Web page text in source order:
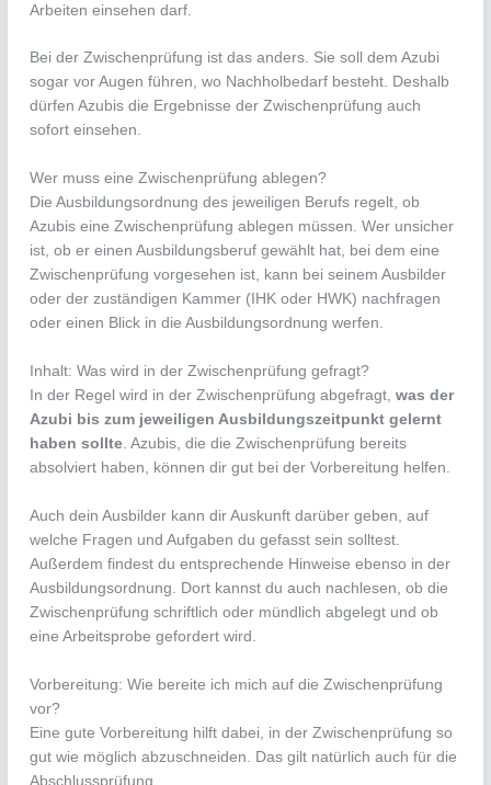
Arbeiten einsehen darf.
Bei der Zwischenprüfung ist das anders. Sie soll dem Azubi
sogar vor Augen führen, wo Nachholbedarf besteht. Deshalb
dürfen Azubis die Ergebnisse der Zwischenprüfung auch
sofort einsehen.
Wer muss eine Zwischenprüfung ablegen?
Die Ausbildungsordnung des jeweiligen Berufs regelt, ob
Azubis eine Zwischenprüfung ablegen müssen. Wer unsicher
ist, ob er einen Ausbildungsberuf gewählt hat, bei dem eine
Zwischenprüfung vorgesehen ist, kann bei seinem Ausbilder
oder der zuständigen Kammer (IHK oder HWK) nachfragen
oder einen Blick in die Ausbildungsordnung werfen.
Inhalt: Was wird in der Zwischenprüfung gefragt?
In der Regel wird in der Zwischenprüfung abgefragt,was der
Azubi bis zum jeweiligen Ausbildungszeitpunkt gelernt
haben sollte. Azubis, die die Zwischenprüfung bereits
absolviert haben, können dir gut bei der Vorbereitung helfen.
Auch dein Ausbilder kann dir Auskunft darüber geben, auf
welche Fragen und Aufgaben du gefasst sein solltest.
Außerdem findest du entsprechende Hinweise ebenso in der
Ausbildungsordnung. Dort kannst du auch nachlesen, ob die
Zwischenprüfung schriftlich oder mündlich abgelegt und ob
eine Arbeitsprobe gefordert wird.
Vorbereitung: Wie bereite ich mich auf die Zwischenprüfung
vor?
Eine gute Vorbereitung hilft dabei, in der Zwischenprüfung so
gut wie möglich abzuschneiden. Das gilt natürlich auch für die
Abschlussprüfung.